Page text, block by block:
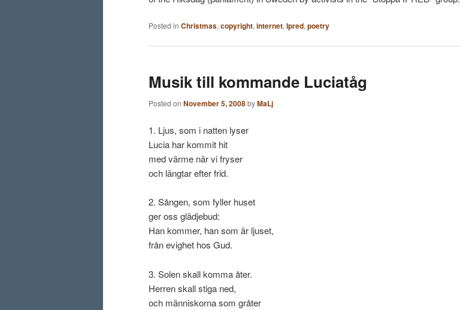
Posted in Christmas, copyright, internet, Ipred, poetry
Musik till kommande Luciatåg
Posted on November 5, 2008byMaLj
1. Ljus, som i natten lyser
Lucia har kommit hit
med värme när vi fryser
och längtar efter frid.
2. Sången, som fyller huset
ger oss glädjebud:
Han kommer, han som är ljuset,
från evighet hos Gud.
3. Solen skall komma åter.
Herren skall stiga ned,
och människorna som gråter